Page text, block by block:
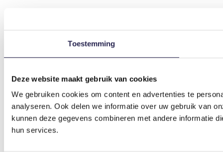
Toestemming
Deze website maakt gebruik van cookies
We gebruiken cookies om content en advertenties te
analyseren. Ook delen we informatie over uw gebruik van
kunnen deze gegevens combineren met andere informatie
hun services.